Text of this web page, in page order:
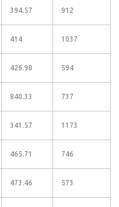
394.57 912
414 1037
426.98 594
840.33 737
341.57 1173
465.71 746
473.46 573